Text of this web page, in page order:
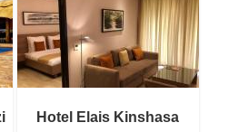
Hotel Elais Kinshasa
5 avis
Détails